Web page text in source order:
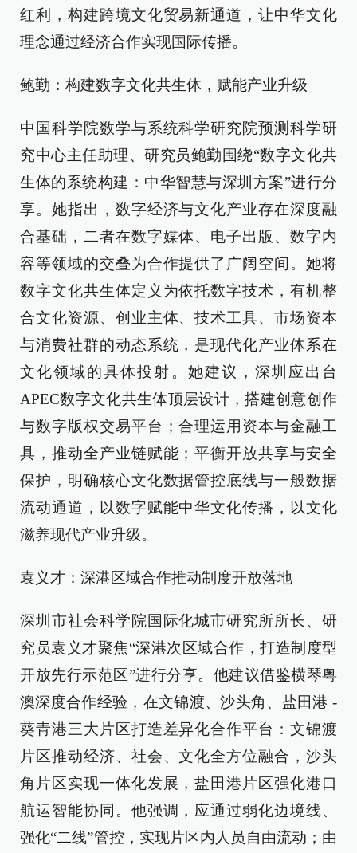
红利，构建跨境文化贸易新通道，让中华文化
理念通过经济合作实现国际传播。
鲍勤：构建数字文化共生体，赋能产业升级
中国科学院数学与系统科学研究院预测科学研
究中心主任助理、研究员鲍勤围绕“数字文化共
生体的系统构建：中华智慧与深圳方案”进行分
享。她指出，数字经济与文化产业存在深度融
合基础，二者在数字媒体、电子出版、数字内
容等领域的交叠为合作提供了广阔空间。她将
数字文化共生体定义为依托数字技术，有机整
合文化资源、创业主体、技术工具、市场资本
与消费社群的动态系统，是现代化产业体系在
文化领域的具体投射。她建议，深圳应出台
APEC数字文化共生体顶层设计，搭建创意创作
与数字版权交易平台；合理运用资本与金融工
具，推动全产业链赋能；平衡开放共享与安全
保护，明确核心文化数据管控底线与一般数据
流动通道，以数字赋能中华文化传播，以文化
滋养现代产业升级。
袁义才：深港区域合作推动制度开放落地
深圳市社会科学院国际化城市研究所所长、研
究员袁义才聚焦“深港次区域合作，打造制度型
开放先行示范区”进行分享。他建议借鉴横琴粤
澳深度合作经验，在文锦渡、沙头角、盐田港 -
葵青港三大片区打造差异化合作平台：文锦渡
片区推动经济、社会、文化全方位融合，沙头
角片区实现一体化发展，盐田港片区强化港口
航运智能协同。他强调，应通过弱化边境线、
强化“二线”管控，实现片区内人员自由流动；由